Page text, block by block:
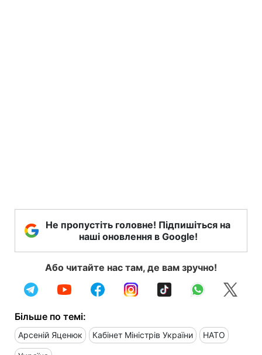
Не пропустіть головне! Підпишіться на
наші оновлення в Google!
Або читайте нас там, де вам зручно!
Більше по темі:
Арсеній Яценюк Кабінет Міністрів України НАТО